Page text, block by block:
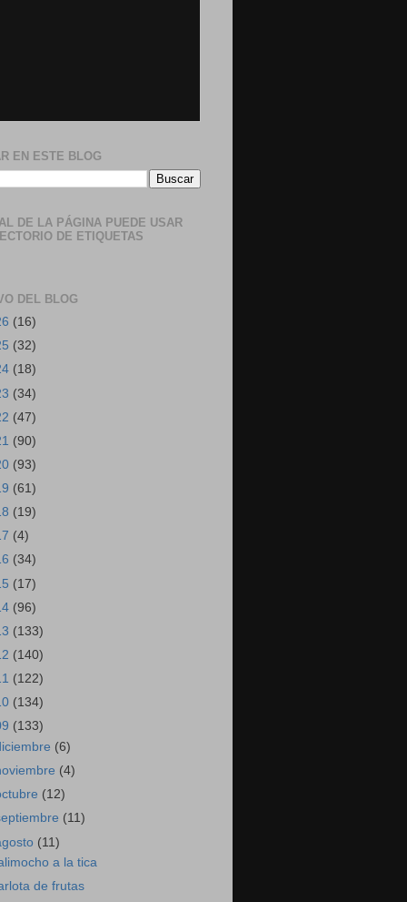
EN ESTE BLOG
DE LA PÁGINA PUEDE USAR
DE ETIQUETAS
DEL BLOG
(16)
(32)
(18)
(34)
(47)
(90)
(93)
(61)
(19)
(4)
(34)
(17)
(96)
(133)
(140)
(122)
(134)
(133)
(6)
(4)
(12)
(11)
(11)
a la tica
de frutas